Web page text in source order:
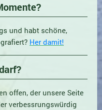
und habt schöne,
Her damit!
offen, der unsere Seite
verbessrungswürdig